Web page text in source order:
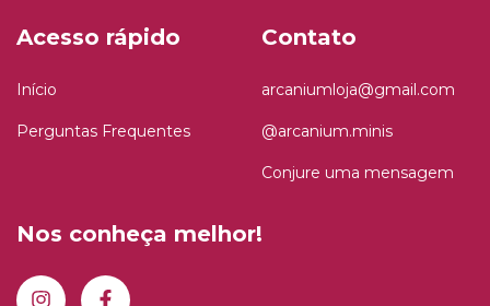
Acesso rápido
Início
Perguntas Frequentes
Contato
arcaniumloja@gmail.com
@arcanium.minis
Conjure uma mensagem
Nos conheça melhor!